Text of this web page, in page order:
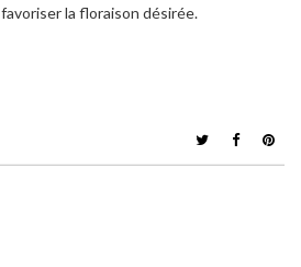
la floraison désirée.